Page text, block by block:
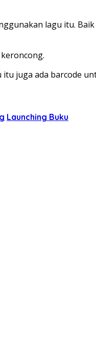
lagu itu.
juga ada barcode
Launching Buku